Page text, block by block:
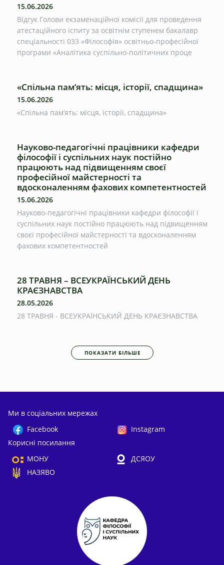
15.06.2026
Відгук Голови екзаменаційної комісії для проведення
атестаційного іспиту за освітнім ступенем бакалавр
спеціальності 033 «Філософія» освітньо-професійної
програми «Аналітика суспільно-політичних проце
«Спільна пам’ять: місця, історії, спадщина»
15.06.2026
«Спільна пам’ять: місця, історії, спадщина»
Науково-педагогічні працівники кафедри
філософії і суспільних наук постійно
працюють над підвищенням своєї
професійної майстерності та
вдосконаленням фахових компетентностей
15.06.2026
Науково-педагогічні працівники кафедри філософії і
суспільних наук постійно працюють над підвищенням
своєї професійної майстерності та вдосконаленням
фахових компетентностей
28 ТРАВНЯ – ВСЕУКРАЇНСЬКИЙ ДЕНЬ
КРАЄЗНАВСТВА
28.05.2026
28 ТРАВНЯ - ВСЕУКРАЇНСЬКИЙ ДЕНЬ КРАЄЗНАВСТВА
ПОКАЗАТИ БІЛЬШЕ
Ми в соціальних мережах
Facebook
Instagram
Корисні посилання
МОНУ
ДСЯОУ
НАЗЯВО